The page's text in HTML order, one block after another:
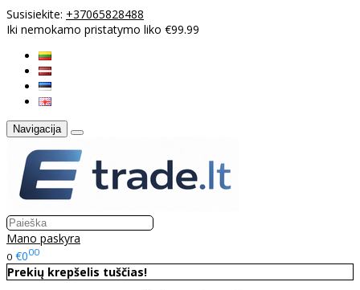
Susisiekite: +37065828488
Iki nemokamo pristatymo liko €99.99
Navigacija
Mano paskyra
0 €000
Prekių krepšelis tuščias!